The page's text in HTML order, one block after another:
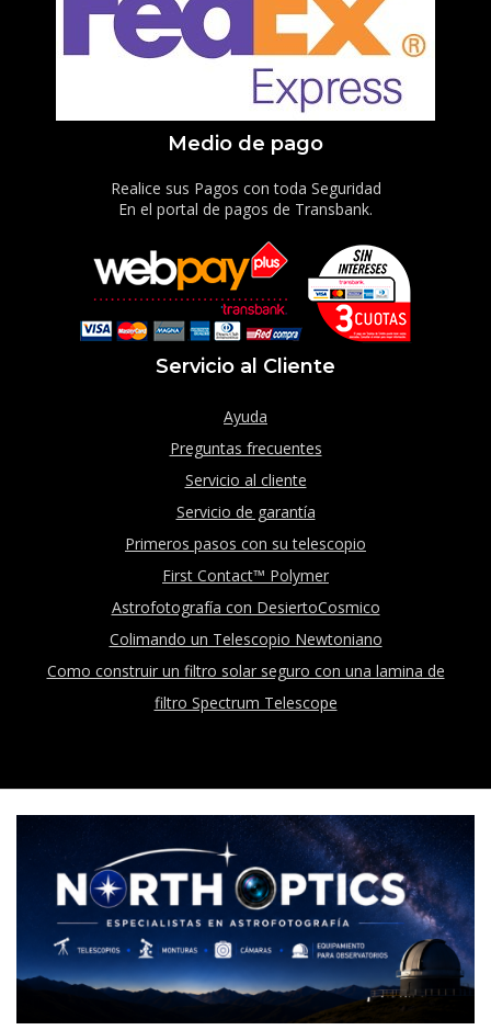
Medio de pago
Realice sus Pagos con toda Seguridad
En el portal de pagos de Transbank.
Servicio al Cliente
Ayuda
Preguntas frecuentes
Servicio al cliente
Servicio de garantía
Primeros pasos con su telescopio
First Contact™ Polymer
Astrofotografía con DesiertoCosmico
Colimando un Telescopio Newtoniano
Como construir un filtro solar seguro con una lamina de
filtro Spectrum Telescope